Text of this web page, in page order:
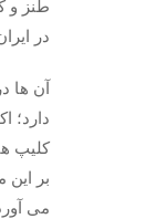
طنز و
در
دارد؛
کلیپ
بر
می